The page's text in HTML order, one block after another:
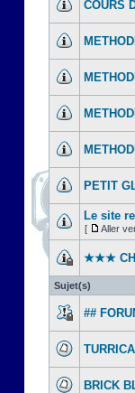
COURS
PETIT
Le site
[ Aller
★★★
Sujet(s)
##
BRICK